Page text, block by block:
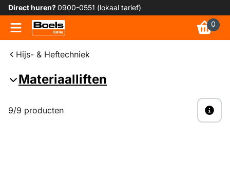
Direct huren?0900-0551 (lokaal tarief)
0
Hijs- & Heftechniek
Materiaalliften
9/9 producten